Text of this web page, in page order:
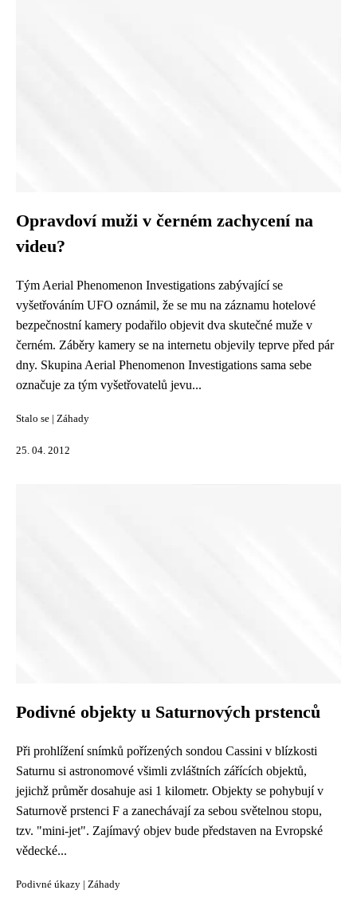
Opravdoví muži v černém zachycení na
videu?
Tým Aerial Phenomenon Investigations zabývající se
vyšetřováním UFO oznámil, že se mu na záznamu hotelové
bezpečnostní kamery podařilo objevit dva skutečné muže v
černém. Záběry kamery se na internetu objevily teprve před pár
dny. Skupina Aerial Phenomenon Investigations sama sebe
označuje za tým vyšetřovatelů jevu...
Stalo se Záhady
25. 04. 2012
Podivné objekty u Saturnových prstenců
Při prohlížení snímků pořízených sondou Cassini v blízkosti
Saturnu si astronomové všimli zvláštních zářících objektů,
jejichž průměr dosahuje asi 1 kilometr. Objekty se pohybují v
Saturnově prstenci F a zanechávají za sebou světelnou stopu,
tzv. "mini-jet". Zajímavý objev bude představen na Evropské
vědecké...
Podivné úkazy Záhady